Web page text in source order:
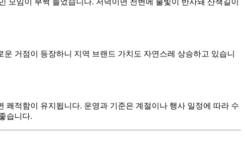
거점이 등장하니 지역 브랜드 가치도 자연스레 상승하고 있습니
적함이 유지됩니다. 운영과 기준은 계절이나 행사 일정에 따라 수
습니다.